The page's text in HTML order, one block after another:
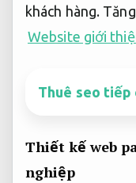
khách hàng.
Website giới
Thuê seo tiếp
Thiết kế web
nghiệp